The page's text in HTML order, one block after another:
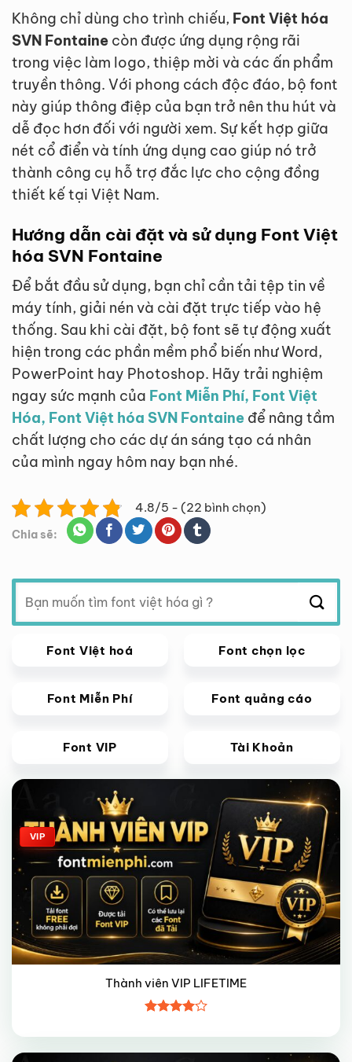
Không chỉ dùng cho trình chiếu, Font Việt hóa
SVN Fontaine còn được ứng dụng rộng rãi
trong việc làm logo, thiệp mời và các ấn phẩm
truyền thông. Với phong cách độc đáo, bộ font
này giúp thông điệp của bạn trở nên thu hút và
dễ đọc hơn đối với người xem. Sự kết hợp giữa
nét cổ điển và tính ứng dụng cao giúp nó trở
thành công cụ hỗ trợ đắc lực cho cộng đồng
thiết kế tại Việt Nam.
Hướng dẫn cài đặt và sử dụng Font Việt
hóa SVN Fontaine
Để bắt đầu sử dụng, bạn chỉ cần tải tệp tin về
máy tính, giải nén và cài đặt trực tiếp vào hệ
thống. Sau khi cài đặt, bộ font sẽ tự động xuất
hiện trong các phần mềm phổ biến như Word,
PowerPoint hay Photoshop. Hãy trải nghiệm
ngay sức mạnh của Font Miễn Phí, Font Việt
Hóa, Font Việt hóa SVN Fontaine để nâng tầm
chất lượng cho các dự án sáng tạo cá nhân
của mình ngay hôm nay bạn nhé.
4.8/5 - (22 bình chọn)
Chia sẽ:
Tìm
kiếm:
Font Việt hoá Font chọn lọc
Font Miễn Phí Font quảng cáo
Font VIP Tài Khoản
Giảm giá!
VIP
Thành viên VIP LIFETIME
xếp hạng
45 sao